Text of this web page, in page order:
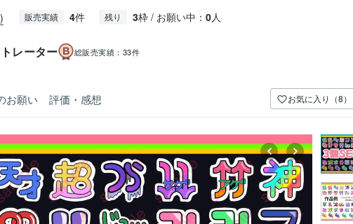
販売実績 4件 残り 3枠 / お願い中： 0人
レーター 総販売実績： 33件
お願い 評価・感想 お気に入り（8）